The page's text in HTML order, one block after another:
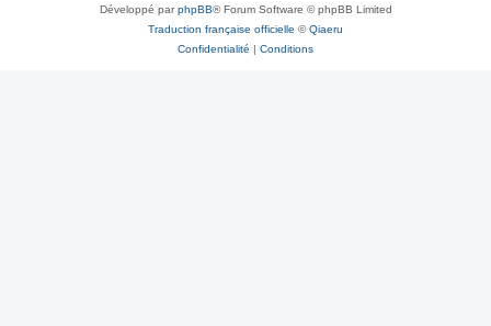
Développé parphpBB® Forum Software © phpBB Limited
Traduction française officielle ©Qiaeru
Confidentialité | Conditions